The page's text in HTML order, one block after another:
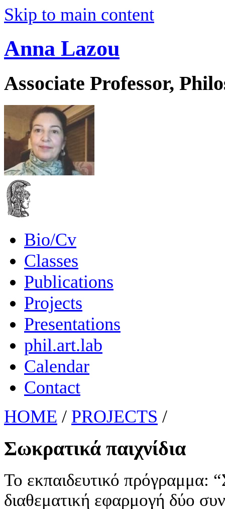
Skip to main content
Anna Lazou
Associate Professor,
Bio/Cv
Classes
Publications
Projects
Presentations
phil.art.lab
Calendar
Contact
HOME / PROJECTS /
Σωκρατικά παιχνίδια
Το εκπαιδευτικό πρόγραμμα:
διαθεματική εφαρμογή δύο